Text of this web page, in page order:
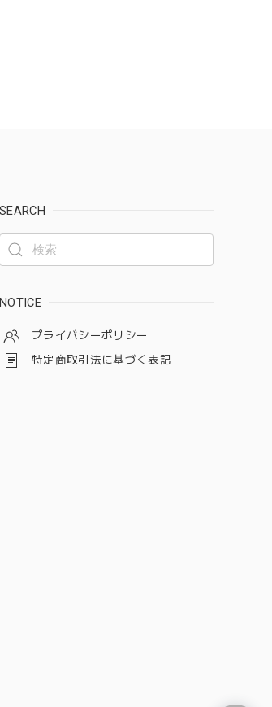
SEARCH
NOTICE
プライバシーポリシー
特定商取引法に基づく表記